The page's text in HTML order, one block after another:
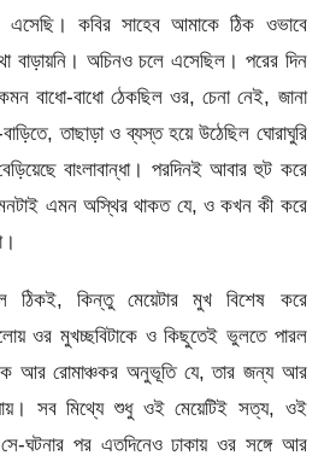
এসেছি। কবির সাহেব আমাকে ঠিক ওভাবে
বাড়ায়নি। অচিনও চলে এসেছিল। পরের দিন
বাধো-বাধো ঠেকছিল ওর, চেনা নেই, জানা
তাছাড়া ও ব্যস্ত হয়ে উঠেছিল ঘোরাঘুরি
বাংলাবান্ধা। পরদিনই আবার হুট করে
এমন অস্থির থাকত যে, ও কখন কী করে
ঠিকই, কিন্তু মেয়েটার মুখ বিশেষ করে
ওর মুখচ্ছবিটাকে ও কিছুতেই ভুলতে পারল
আর রোমাঞ্চকর অনুভূতি যে, তার জন্য আর
সব মিথ্যে শুধু ওই মেয়েটিই সত্য, ওই
সে-ঘটনার পর এতদিনেও ঢাকায় ওর সঙ্গে আর